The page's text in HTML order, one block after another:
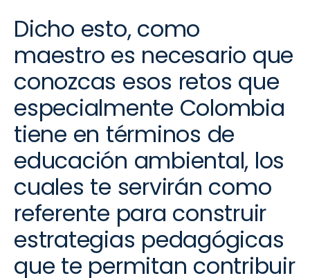
Dicho esto, como
maestro es necesario que
conozcas esos retos que
especialmente Colombia
tiene en términos de
educación ambiental, los
cuales te servirán como
referente para construir
estrategias pedagógicas
que te permitan contribuir